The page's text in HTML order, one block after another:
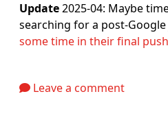
Update2025-04: Maybe
searching for a post-
some time in their final
Leave a comment